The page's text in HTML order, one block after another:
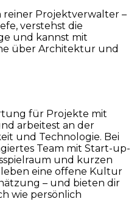
reiner Projektverwalter –
verstehst die
und kannst mit
über Architektur und
für Projekte mit
arbeitest an der
und Technologie. Bei
Team mit Start-up-
und kurzen
eine offene Kultur
– und bieten dir
wie persönlich